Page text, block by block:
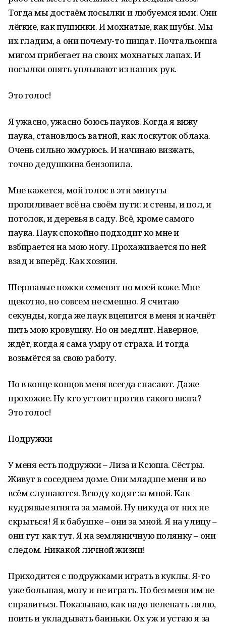
Тогда мы достаём посылки и любуемся ими. Они
лёгкие, как пушинки. И мохнатые, как шубы. Мы
их гладим, а они почему-то пищат. Почтальонша
мигом прибегает на своих мохнатых лапах. И
посылки опять уплывают из наших рук.
Это голос!
Я ужасно, ужасно боюсь пауков. Когда я вижу
паука, становлюсь ватной, как лоскуток облака.
Очень сильно жмурюсь. И начинаю визжать,
точно дедушкина бензопила.
Мне кажется, мой голос в эти минуты
пропиливает всё на своём пути: и стены, и пол, и
потолок, и деревья в саду. Всё, кроме самого
паука. Паук спокойно подходит ко мне и
взбирается на мою ногу. Прохаживается по ней
взад и вперёд. Как хозяин.
Шершавые ножки семенят по моей коже. Мне
щекотно, но совсем не смешно. Я считаю
секунды, когда же паук вцепится в меня и начнёт
пить мою кровушку. Но он медлит. Наверное,
ждёт, когда я сама умру от страха. И тогда
возьмётся за свою работу.
Но в конце концов меня всегда спасают. Даже
прохожие. Ну кто устоит против такого визга?
Это голос!
Подружки
У меня есть подружки – Лиза и Ксюша. Сёстры.
Живут в соседнем доме. Они младше меня и во
всём слушаются. Всюду ходят за мной. Как
кудрявые ягнята за мамой. Ну никуда от них не
скрыться! Я к бабушке – они за мной. Я на улицу –
они тут как тут. Я на земляничную полянку – они
следом. Никакой личной жизни!
Приходится с подружками играть в куклы. Я-то
уже большая, могу и не играть. Но без меня им не
справиться. Показываю, как надо пеленать лялю,
поить и укладывать баиньки. Ох уж и устаю я за